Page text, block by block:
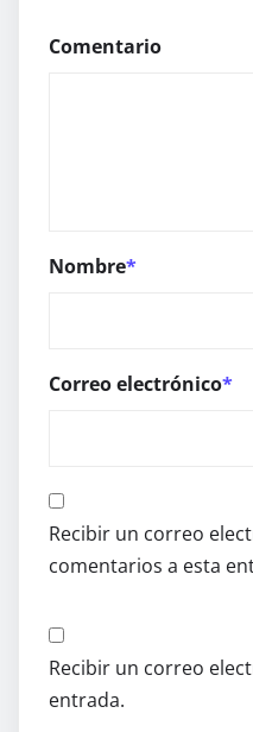
Comentario
Nombre*
Correo electrónico*
Recibir un correo
comentarios a esta
Recibir un correo
entrada.